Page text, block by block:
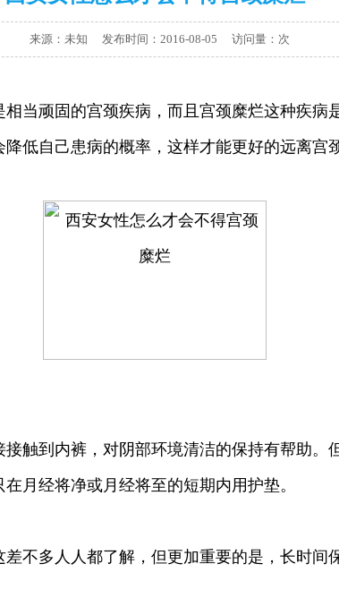
来源：未知 发布时间：2016-08-05 访问量： 次
顽固的宫颈疾病，而且宫颈糜烂这种疾病
低自己患病的概率，这样才能更好的远离宫
到内裤，对阴部环境清洁的保持有帮助。
月经将净或月经将至的短期内用护垫。
多人人都了解，但更加重要的是，长时间